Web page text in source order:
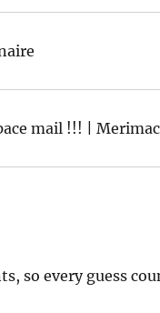
mail !!! |
so every guess